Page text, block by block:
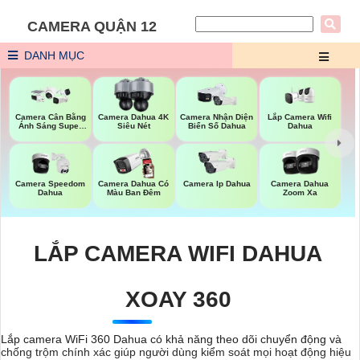
CAMERA QUẬN 12
DANH MỤC
Camera Cân Bằng
Ánh Sáng Super
Camera Dahua 4K
Siêu Nét
Camera Nhận Diện
Biển Số Dahua
Lắp Camera Wifi
Dahua
Camera Speedom
Dahua
Camera Dahua Có
Màu Ban Đêm
Camera Ip Dahua
Camera Dahua
Zoom Xa
LẮP CAMERA WIFI DAHUA
XOAY 360
Lắp camera WiFi 360 Dahua có khả năng theo dõi chuyển động và
chống trộm chính xác giúp người dùng kiểm soát mọi hoạt động hiệu